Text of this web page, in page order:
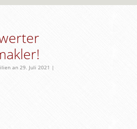
an 29. Juli 2021 |